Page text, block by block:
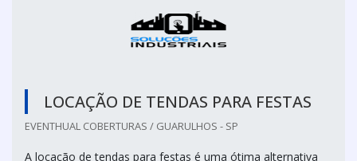
LOCAÇÃO DE TENDAS PARA FESTAS
EVENTHUAL COBERTURAS / GUARULHOS - SP
A locação de tendas para festas é uma ótima alternativa